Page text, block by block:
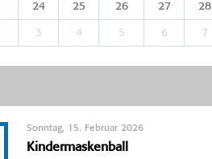
24 25 26 27 28
3 4 5 6 7
Sonntag, 15. Februar 2026
Kindermaskenball